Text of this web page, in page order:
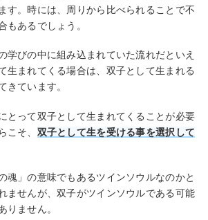
す。時には、周りから比べられることで不
もあるでしょう。
学びの中に組み込まれていた流れだといえ
生まれてくる場合は、双子として生まれる
きています。
とって双子として生まれてくることが必要
こそ、 双子として生を受ける事を選択して
魂」の意味でもあるツインソウルなのかと
ませんが、双子がツインソウルである可能
りません。